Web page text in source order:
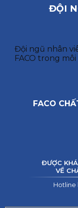
ĐỘI
Đội ngũ nhân
FACO trong
FACO
ĐƯỢC
VỀ
Hotline